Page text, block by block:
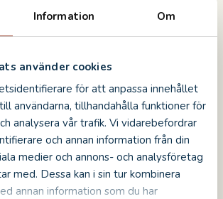
Information Om
använder cookies
för att anpassa innehållet
användarna, tillhandahålla funktioner för
analysera vår trafik. Vi vidarebefordrar
och annan information från din
medier och annons- och analysföretag
med. Dessa kan i sin tur kombinera
annan information som du har
SHARE
ON
TWITTER
SHARE
ON
LINKEDIN
SHARE
ON
PINTEREST